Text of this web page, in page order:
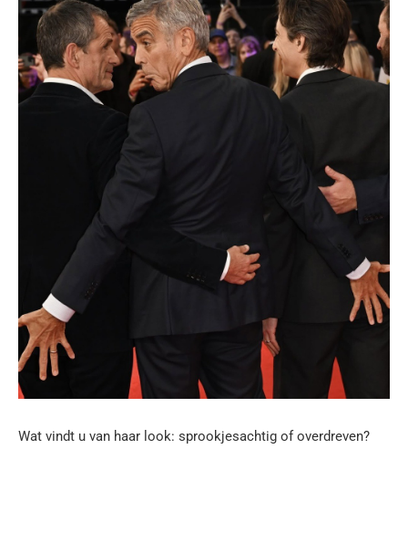
Wat vindt u van haar look: sprookjesachtig of overdreven?